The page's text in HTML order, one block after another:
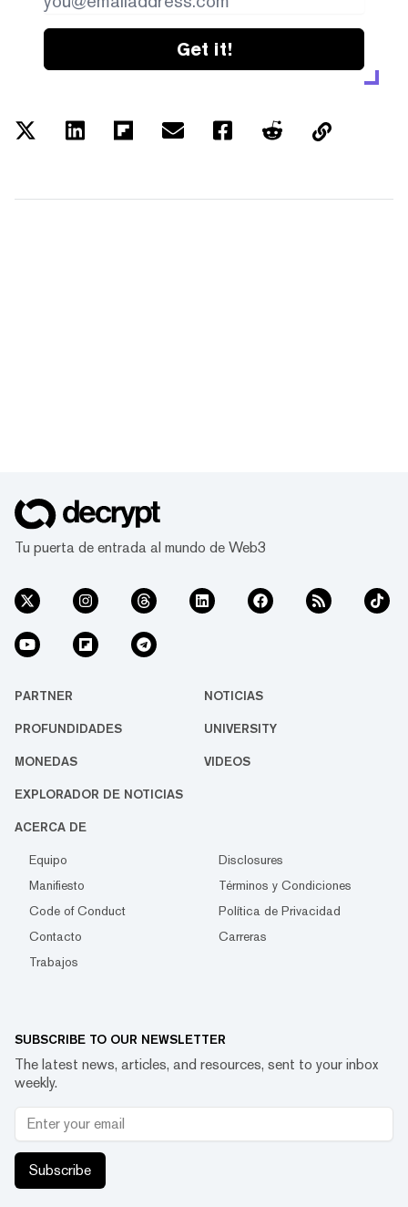
Get it!
Tu puerta de entrada al mundo de Web3
PARTNER NOTICIAS
PROFUNDIDADES UNIVERSITY
MONEDAS VIDEOS
EXPLORADOR DE NOTICIAS
ACERCA DE
Equipo
Disclosures
Manifiesto
Términos y Condiciones
Code of Conduct
Política de Privacidad
Contacto
Carreras
Trabajos
SUBSCRIBE TO OUR NEWSLETTER
The latest news, articles, and resources, sent to your inbox
weekly.
Subscribe